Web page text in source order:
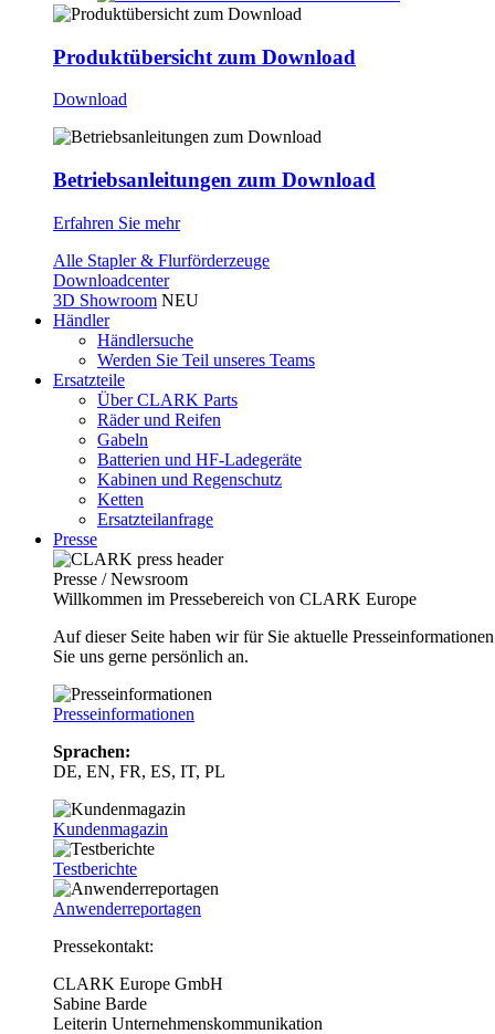
Produktübersicht zum Download
Download
Betriebsanleitungen zum Download
Erfahren Sie mehr
Alle Stapler & Flurförderzeuge
Downloadcenter
3D Showroom NEU
Händler
Händlersuche
Werden Sie Teil unseres Teams
Ersatzteile
Über CLARK Parts
Räder und Reifen
Gabeln
Batterien und HF-Ladegeräte
Kabinen und Regenschutz
Ketten
Ersatzteilanfrage
Presse
Presse / Newsroom
Willkommen im Pressebereich von CLARK Europe
Auf dieser Seite haben wir für Sie aktuelle
Sie uns gerne persönlich an.
Presseinformationen
Sprachen:
DE, EN, FR, ES, IT, PL
Kundenmagazin
Testberichte
Anwenderreportagen
Pressekontakt:
CLARK Europe GmbH
Sabine Barde
Leiterin Unternehmenskommunikation